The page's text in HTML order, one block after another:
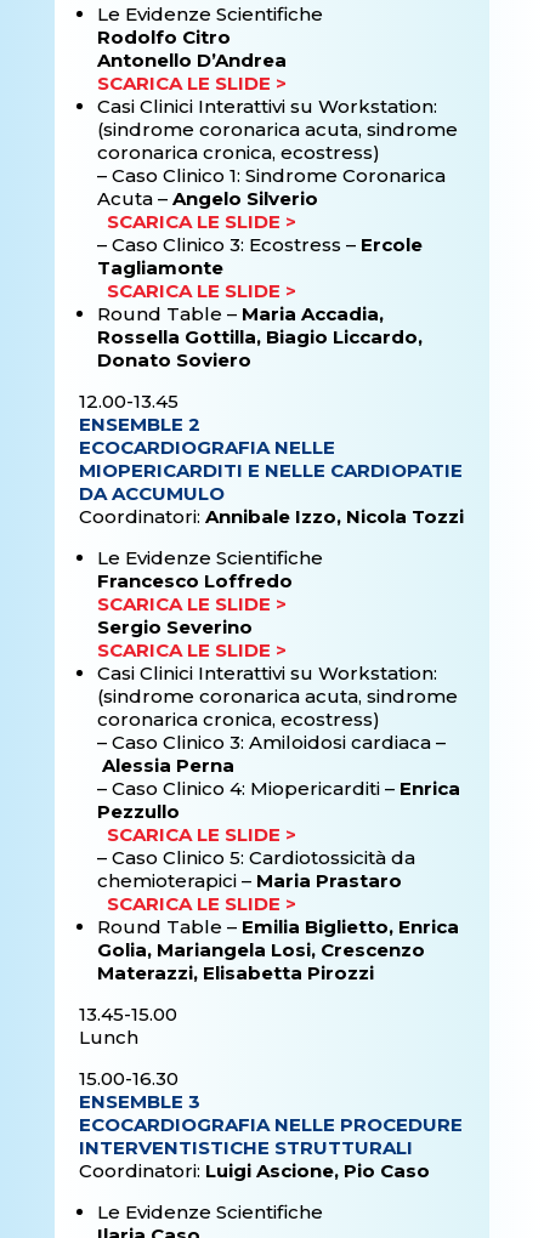
Le Evidenze Scientifiche
Rodolfo Citro
Antonello D’Andrea
SCARICA LE SLIDE >
Casi Clinici Interattivi su Workstation:
(sindrome coronarica acuta, sindrome
coronarica cronica, ecostress)
– Caso Clinico 1: Sindrome Coronarica
Acuta – Angelo Silverio
SCARICA LE SLIDE >
– Caso Clinico 3: Ecostress – Ercole
Tagliamonte
SCARICA LE SLIDE >
Round Table – Maria Accadia,
Rossella Gottilla, Biagio Liccardo,
Donato Soviero
12.00-13.45
ENSEMBLE 2
ECOCARDIOGRAFIA NELLE
MIOPERICARDITI E NELLE CARDIOPATIE
DA ACCUMULO
Coordinatori: Annibale Izzo, Nicola Tozzi
Le Evidenze Scientifiche
Francesco Loffredo
SCARICA LE SLIDE >
Sergio Severino
SCARICA LE SLIDE >
Casi Clinici Interattivi su Workstation:
(sindrome coronarica acuta, sindrome
coronarica cronica, ecostress)
– Caso Clinico 3: Amiloidosi cardiaca –
Alessia Perna
– Caso Clinico 4: Miopericarditi – Enrica
Pezzullo
SCARICA LE SLIDE >
– Caso Clinico 5: Cardiotossicità da
chemioterapici – Maria Prastaro
SCARICA LE SLIDE >
Round Table – Emilia Biglietto, Enrica
Golia, Mariangela Losi, Crescenzo
Materazzi, Elisabetta Pirozzi
13.45-15.00
Lunch
15.00-16.30
ENSEMBLE 3
ECOCARDIOGRAFIA NELLE PROCEDURE
INTERVENTISTICHE STRUTTURALI
Coordinatori: Luigi Ascione, Pio Caso
Le Evidenze Scientifiche